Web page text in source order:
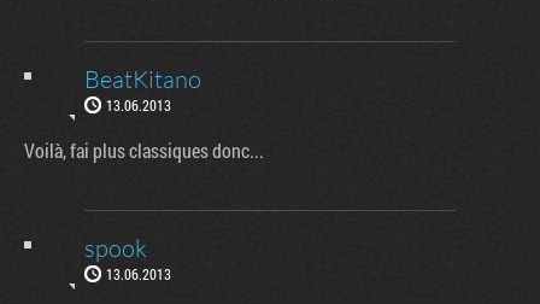
BeatKitano
13.06.2013
Voilà, fai plus classiques donc...
spook
13.06.2013